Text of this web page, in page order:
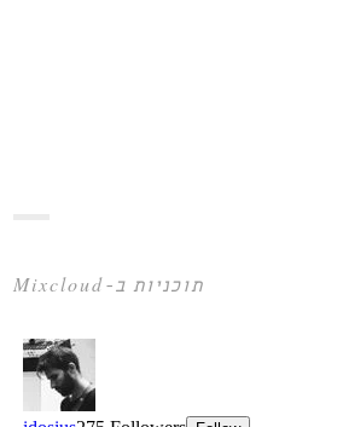
תוכניות ב-Mixcloud